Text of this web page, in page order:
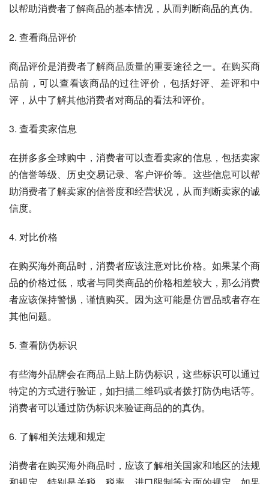
以帮助消费者了解商品的基本情况，从而判断商品的真伪。
2. 查看商品评价
商品评价是消费者了解商品质量的重要途径之一。在购买商
品前，可以查看该商品的过往评价，包括好评、差评和中
评，从中了解其他消费者对商品的看法和评价。
3. 查看卖家信息
在拼多多全球购中，消费者可以查看卖家的信息，包括卖家
的信誉等级、历史交易记录、客户评价等。这些信息可以帮
助消费者了解卖家的信誉度和经营状况，从而判断卖家的诚
信度。
4. 对比价格
在购买海外商品时，消费者应该注意对比价格。如果某个商
品的价格过低，或者与同类商品的价格相差较大，那么消费
者应该保持警惕，谨慎购买。因为这可能是仿冒品或者存在
其他问题。
5. 查看防伪标识
有些海外品牌会在商品上贴上防伪标识，这些标识可以通过
特定的方式进行验证，如扫描二维码或者拨打防伪电话等。
消费者可以通过防伪标识来验证商品的的真伪。
6. 了解相关法规和规定
消费者在购买海外商品时，应该了解相关国家和地区的法规